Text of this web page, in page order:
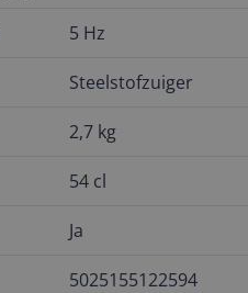
5 Hz
Steelstofzuiger
2,7 kg
54 cl
Ja
5025155122594